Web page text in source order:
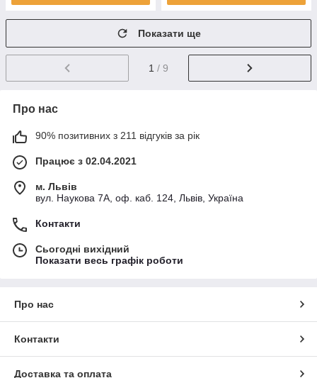
Показати ще
1 / 9
Про нас
90% позитивних з 211 відгуків за рік
Працює з 02.04.2021
м. Львів
вул. Наукова 7А, оф. каб. 124, Львів, Україна
Контакти
Сьогодні вихідний
Показати весь графік роботи
Про нас
Контакти
Доставка та оплата